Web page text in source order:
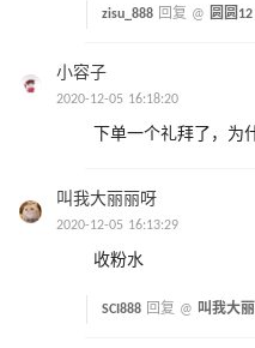
zisu_888 回复 @ 圆圆12
小容子
2020-12-05 16:18:20
下单一个礼拜了，为
叫我大丽丽呀
2020-12-05 16:13:29
收粉水
SCI888 回复 @ 叫我大